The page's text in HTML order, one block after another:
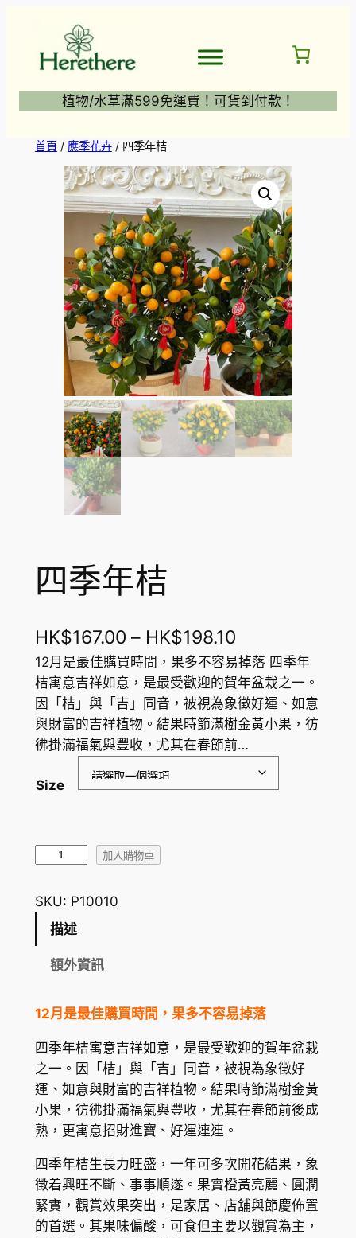
植物/水草滿599免運費！可貨到付款！
首頁/ 應季花卉/ 四季年桔
四季年桔
HK$167.00 – HK$198.10價
格
範
圍
：
到
H
K
$
9
8
.
12月是最佳購買時間，果多不容易掉落 四季年
桔寓意吉祥如意，是最受歡迎的賀年盆栽之一。
因「桔」與「吉」同音，被視為象徵好運、如意
與財富的吉祥植物。結果時節滿樹金黃小果，彷
彿掛滿福氣與豐收，尤其在春節前…
Size
年
桔
加入購物車
SKU: P10010
描述
額外資訊
12月是最佳購買時間，果多不容易掉落
四季年桔寓意吉祥如意，是最受歡迎的賀年盆栽
之一。因「桔」與「吉」同音，被視為象徵好
運、如意與財富的吉祥植物。結果時節滿樹金黃
小果，彷彿掛滿福氣與豐收，尤其在春節前後成
熟，更寓意招財進寶、好運連連。
四季年桔生長力旺盛，一年可多次開花結果，象
徵着興旺不斷、事事順遂。果實橙黃亮麗、圓潤
緊實，觀賞效果突出，是家居、店舖與節慶佈置
的首選。其果味偏酸，可食但主要以觀賞為主，